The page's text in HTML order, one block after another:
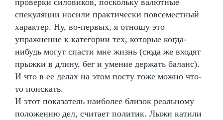
спекуляции носили практически повсеместный
характер. Ну, во-первых, я отношу это
упражнение к категории тех, которые когда-
нибудь могут спасти мне жизнь (сюда же входят
прыжки в длину, бег и умение держать баланс).
И что в ее делах на этом посту тоже можно что-
то поискать.
И этот показатель наиболее близок реальному
положению дел, считает политик. Лыжи катили